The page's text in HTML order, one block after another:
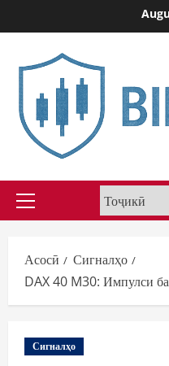
to
Primary
Асосӣ
Сигналҳо
DAX 40 M30: Импулси
Сигналҳо